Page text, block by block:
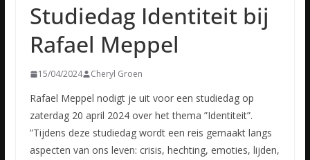
Studiedag Identiteit bij
Rafael Meppel
15/04/2024 Cheryl Groen
Rafael Meppel nodigt je uit voor een studiedag op
zaterdag 20 april 2024 over het thema ”Identiteit”.
”Tijdens deze studiedag wordt een reis gemaakt langs
aspecten van ons leven: crisis, hechting, emoties, lijden,